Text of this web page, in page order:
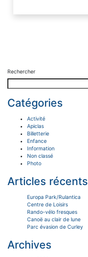
Rechercher
Catégories
Activité
Apiclas
Billetterie
Enfance
Information
Non classé
Photo
Articles récents
Europa Park/Rulantica
Centre de Loisirs
Rando-vélo fresques
Canoë au clair de lune
Parc évasion de Curley
Archives